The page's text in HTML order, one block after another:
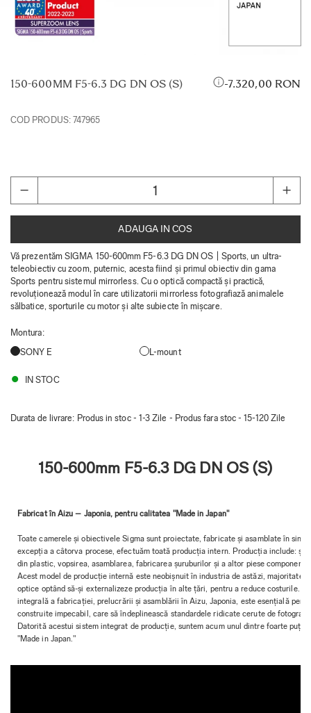
150-600MM F5-6.3 DG DN OS (S) 7.320,00 RON
COD PRODUS: 747965
Vă prezentăm SIGMA 150-600mm F5-6.3 DG DN OS | Sports, un ultra-
teleobiectiv cu zoom, puternic, acesta fiind și primul obiectiv din gama
Sports pentru sistemul mirrorless. Cu o optică compactă și practică,
revoluționează modul în care utilizatorii mirrorless fotografiază animalele
sălbatice, sporturile cu motor și alte subiecte în mișcare.
Montura:
SONY E
L-mount
IN STOC
Durata de livrare: Produs in stoc - 1-3 Zile - Produs fara stoc - 15-120 Zile
ADAUGA IN COS
150-600mm F5-6.3 DG DN OS (S)
Fabricat în Aizu – Japonia, pentru calitatea "Made in Japan"
Toate camerele și obiectivele Sigma sunt proiectate, fabricate și asamblate în
excepția a câtorva procese, efectuăm toată producția intern. Producția include:
din plastic, vopsirea, asamblarea, fabricarea șuruburilor și a altor piese
Acest model de producție internă este neobișnuit în industria de astăzi,
optice optând să-și externalizeze producția în alte țări, pentru a reduce costurile.
integrală a fabricației, prelucrării și asamblării în Aizu, Japonia, este esențială
construite impecabil, care să îndeplinească standardele ridicate cerute de
Datorită acestui sistem integrat de producție, suntem acum unul dintre foarte
"Made in Japan."